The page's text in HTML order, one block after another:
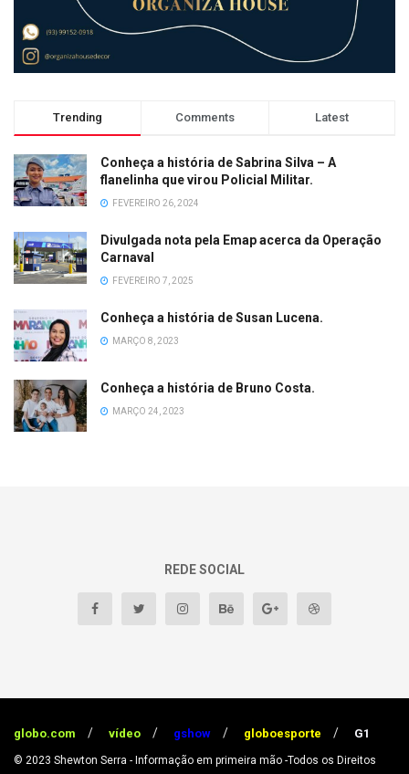
Trending Comments Latest
Conheça a história de Sabrina Silva – A
flanelinha que virou Policial Militar.
FEVEREIRO 26, 2024
Divulgada nota pela Emap acerca da Operação
Carnaval
FEVEREIRO 7, 2025
Conheça a história de Susan Lucena.
MARÇO 8, 2023
Conheça a história de Bruno Costa.
MARÇO 24, 2023
REDE SOCIAL
globo.com vídeo gshow globoesporte G1
© 2023 Shewton Serra - Informação em primeira mão -Todos os Direitos